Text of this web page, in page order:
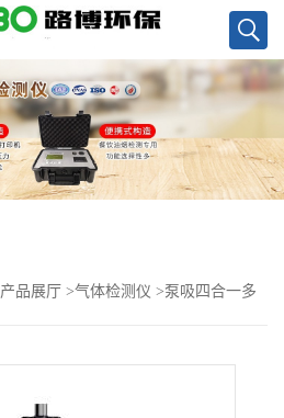
产品展厅 >气体检测仪 >泵吸四合一多